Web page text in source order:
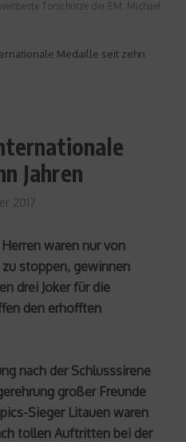
Torschütze der EM: Michael
Medaille seit zehn
Jahren
2017
waren nur von
stoppen, gewinnen
drei Joker für die
den erhofften
nach der Schlusssirene
großer Freunde
Sieger Litauen waren
tollen Auftritten bei der